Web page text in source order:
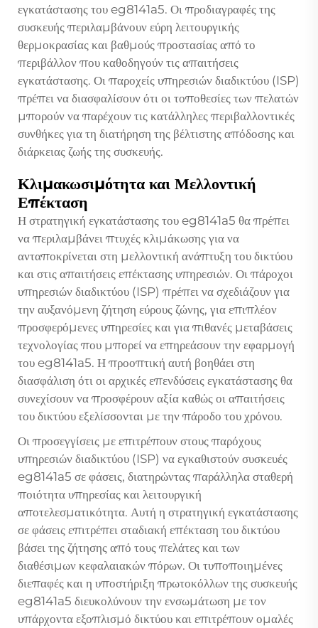
εγκατάστασης του eg8141a5. Οι προδιαγραφές της
συσκευής περιλαμβάνουν εύρη λειτουργικής
θερμοκρασίας και βαθμούς προστασίας από το
περιβάλλον που καθοδηγούν τις απαιτήσεις
εγκατάστασης. Οι παροχείς υπηρεσιών διαδικτύου (ISP)
πρέπει να διασφαλίσουν ότι οι τοποθεσίες των πελατών
μπορούν να παρέχουν τις κατάλληλες περιβαλλοντικές
συνθήκες για τη διατήρηση της βέλτιστης απόδοσης και
διάρκειας ζωής της συσκευής.
Κλιμακωσιμότητα και Μελλοντική
Επέκταση
Η στρατηγική εγκατάστασης του eg8141a5 θα πρέπει
να περιλαμβάνει πτυχές κλιμάκωσης για να
ανταποκρίνεται στη μελλοντική ανάπτυξη του δικτύου
και στις απαιτήσεις επέκτασης υπηρεσιών. Οι πάροχοι
υπηρεσιών διαδικτύου (ISP) πρέπει να σχεδιάζουν για
την αυξανόμενη ζήτηση εύρους ζώνης, για επιπλέον
προσφερόμενες υπηρεσίες και για πιθανές μεταβάσεις
τεχνολογίας που μπορεί να επηρεάσουν την εφαρμογή
του eg8141a5. Η προοπτική αυτή βοηθάει στη
διασφάλιση ότι οι αρχικές επενδύσεις εγκατάστασης θα
συνεχίσουν να προσφέρουν αξία καθώς οι απαιτήσεις
του δικτύου εξελίσσονται με την πάροδο του χρόνου.
Οι προσεγγίσεις με επιτρέπουν στους παρόχους
υπηρεσιών διαδικτύου (ISP) να εγκαθιστούν συσκευές
eg8141a5 σε φάσεις, διατηρώντας παράλληλα σταθερή
ποιότητα υπηρεσίας και λειτουργική
αποτελεσματικότητα. Αυτή η στρατηγική εγκατάστασης
σε φάσεις επιτρέπει σταδιακή επέκταση του δικτύου
βάσει της ζήτησης από τους πελάτες και των
διαθέσιμων κεφαλαιακών πόρων. Οι τυποποιημένες
διεπαφές και η υποστήριξη πρωτοκόλλων της συσκευής
eg8141a5 διευκολύνουν την ενσωμάτωση με τον
υπάρχοντα εξοπλισμό δικτύου και επιτρέπουν ομαλές